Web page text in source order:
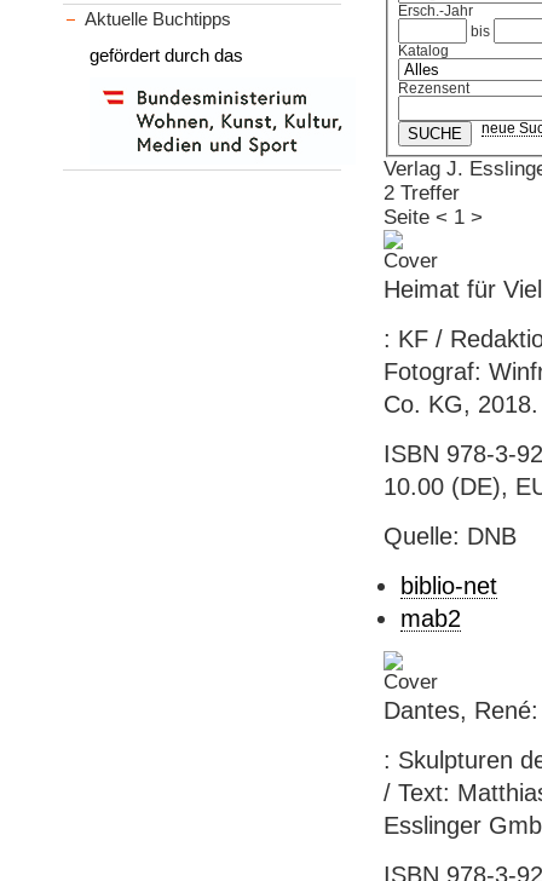
Ersch.-Jahr
bis
Katalog
Rezensent
neue
Verlag J.
2 Treffer
Seite < 1 >
Heimat für
: KF /
Fotograf:
Co. KG,
ISBN 978-3-
10.00 (DE),
Quelle: DNB
biblio-net
mab2
Dantes,
: Skulpturen
/ Text:
Esslinger
ISBN 978-3-
Aktuelle Buchtipps
gefördert durch das